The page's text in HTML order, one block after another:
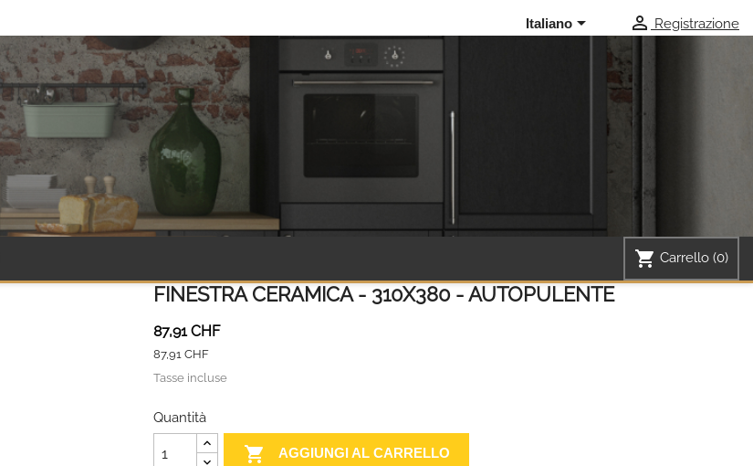
Italiano  Registrazione
shopping_cart Carrello (0)
FINESTRA CERAMICA - 310X380 - AUTOPULENTE
87,91 CHF
87,91 CHF
Tasse incluse
Quantità
 AGGIUNGI AL CARRELLO